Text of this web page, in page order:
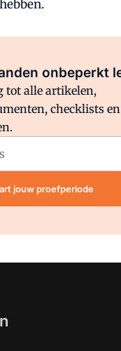
onbeperkt
tot alle artikelen,
checklists en
jouw proefperiode